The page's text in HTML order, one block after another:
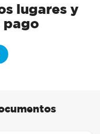
lugares y
pago